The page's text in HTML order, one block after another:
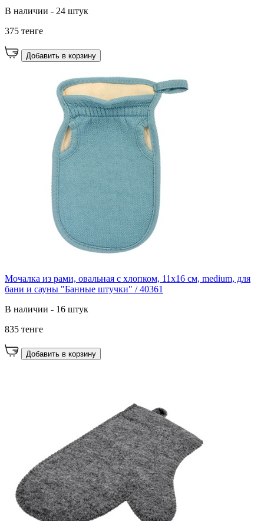
В наличии - 24 штук
375 тенге
Добавить в корзину
Мочалка из рами, овальная с хлопком, 11х16 см, medium, для
бани и сауны "Банные штучки" / 40361
В наличии - 16 штук
835 тенге
Добавить в корзину